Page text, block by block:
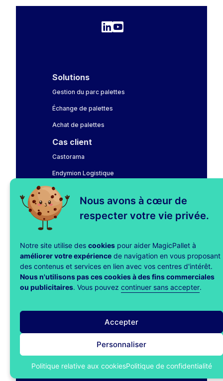
Nous avons à cœur de
respecter votre vie privée.
Notre site utilise des cookies pour aider MagicPallet à
améliorer votre expérience de navigation en vous proposant
des contenus et services en lien avec vos centres d'intérêt.
Nous n'utilisons pas ces cookies à des fins commerciales
ou publicitaires. Vous pouvez continuer sans accepter.
Accepter
Personnaliser
Politique relative aux cookiesPolitique de confidentialité
Solutions
Gestion du parc palettes
Échange de palettes
Achat de palettes
Cas client
Castorama
Endymion Logistique
Fnac Darty
LAHAYE Global Logistics
MagicPallet
Blog
Politique de
Politique relative aux